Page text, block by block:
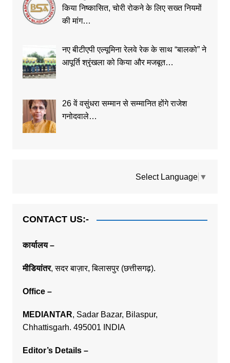
किया निष्कासित, चोरी रोकने के लिए सख्त नियमों
की मांग…
नए बीटीएपी एल्यूमिना रेलवे रेक के साथ “बालको” ने
आपूर्ति श्रृंखला को किया और मजबूत…
26 वें वसुंधरा सम्मान से सम्मानित होंगे राजेश
गनोदवाले…
Select Language ▼
CONTACT US:-
कार्यालय –
मीडियांतर,सदर बाज़ार,बिलासपुर (छत्तीसगढ़).
Office–
MEDIANTAR, Sadar Bazar, Bilaspur,
Chhattisgarh. 495001 INDIA
Editor’s Details –